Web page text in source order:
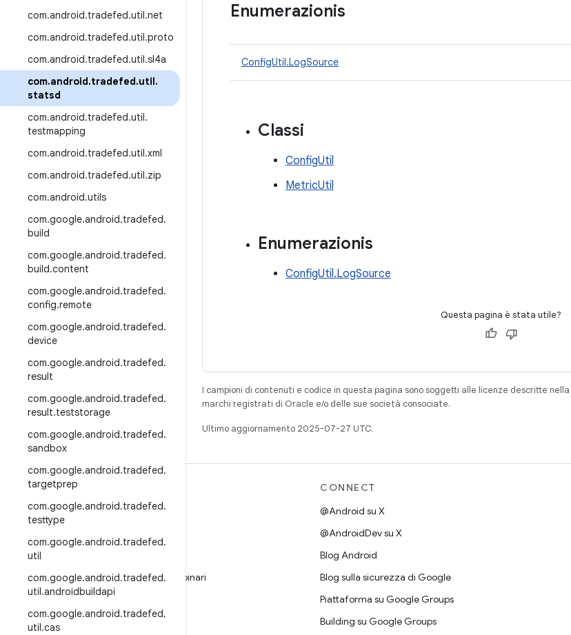
com.android.tradefed.util.net
com.android.tradefed.util.proto
com.android.tradefed.util.sl4a
com.android.tradefed.util.
statsd
com.android.tradefed.util.
testmapping
com.android.tradefed.util.xml
com.android.tradefed.util.zip
com.android.utils
com.google.android.tradefed.
build
com.google.android.tradefed.
build.content
com.google.android.tradefed.
config.remote
com.google.android.tradefed.
device
com.google.android.tradefed.
result
com.google.android.tradefed.
result.teststorage
com.google.android.tradefed.
sandbox
com.google.android.tradefed.
targetprep
com.google.android.tradefed.
testtype
com.google.android.tradefed.
util
com.google.android.tradefed.
util.androidbuildapi
com.google.android.tradefed.
util.cas
Enumerazionis
ConfigUtil.LogSource
Classi
ConfigUtil
MetricUtil
Enumerazionis
ConfigUtil.LogSource
Questa pagina è stata utile?
I campioni di contenuti e codice in questa pagina sono soggetti alle licenze descritte nella
marchi registrati di Oracle e/o delle sue società consociate.
Ultimo aggiornamento 2025-07-27 UTC.
CREA
Repository per Android
Download
Visualizza l'anteprima dei programmi binari
Immagini del produttore
File binari del driver
CONNECT
@Android su X
@AndroidDev su X
Blog Android
Blog sulla sicurezza di Google
Piattaforma su Google Groups
Building su Google Groups